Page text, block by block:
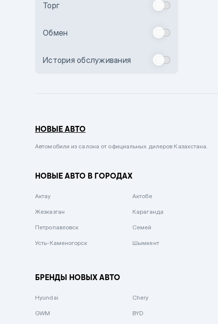
Бежевый
Комбинированный
Сиреневый металлик
Вишневый
Зеленый металлик
Торг
Обмен
История обслуживания
НОВЫЕ АВТО
Автомобили из салона от официальных дилеров Казахстана.
НОВЫЕ АВТО В ГОРОДАХ
Актау Актобе
Жезказган Караганда
Петропавловск Семей
Усть-Каменогорск Шымкент
БРЕНДЫ НОВЫХ АВТО
Hyundai Chery
GWM BYD